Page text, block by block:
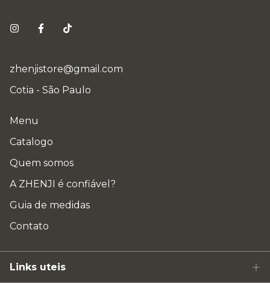
zhenjistore@gmail.com
Cotia - São Paulo
Menu
Catalogo
Quem somos
A ZHENJI é confiável?
Guia de medidas
Contato
Links uteis